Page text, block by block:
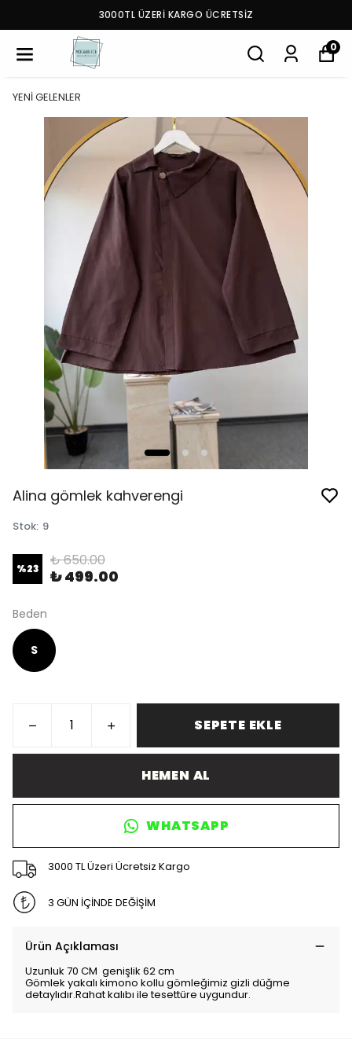
3000TL ÜZERİ KARGO ÜCRETSİZ
0
YENİ GELENLER
Alina gömlek kahverengi
Stok: 9
%23 ₺ 650.00
₺ 499.00
Beden
S
SEPETE EKLE
HEMEN AL
WHATSAPP
3000 TL Üzeri Ücretsiz Kargo
3 GÜN İÇİNDE DEĞİŞİM
Ürün Açıklaması
Uzunluk 70 CM genişlik 62 cm
Gömlek yakalı kimono kollu gömleğimiz gizli düğme
detaylıdır.Rahat kalıbı ile tesettüre uygundur.